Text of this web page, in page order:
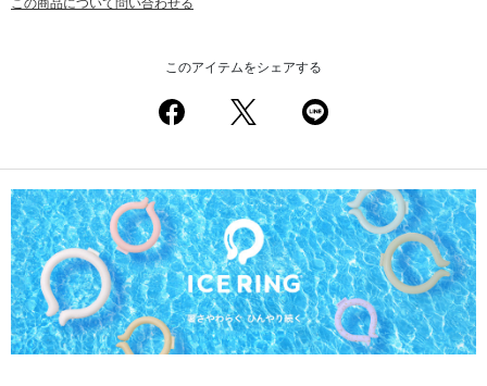
この商品について問い合わせる
このアイテムをシェアする